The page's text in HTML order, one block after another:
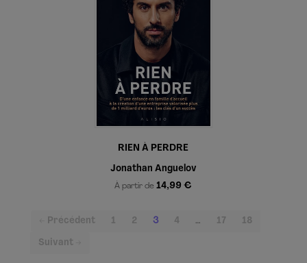
RIEN À PERDRE
Jonathan Anguelov
À partir de14,99 €
← Précédent 1 2 3(current)
4 … 17 18
Suivant →